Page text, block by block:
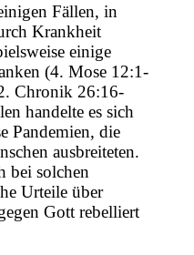
Fällen, in
Krankheit
einige
(4. Mose 12:1-
Chronik 26:16-
handelte es sich
Pandemien, die
ausbreiteten.
bei solchen
Urteile über
Gott rebelliert